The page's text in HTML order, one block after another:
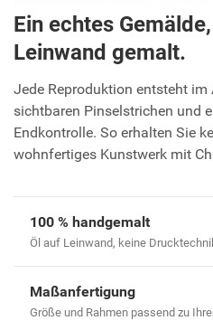
Ein echtes
Leinwand gemalt.
Jede Reproduktion entsteht im
sichtbaren Pinselstrichen und
Endkontrolle. So erhalten Sie
wohnfertiges Kunstwerk mit
100 % handgemalt
Öl auf Leinwand, keine
Maßanfertigung
Größe und Rahmen passend zu